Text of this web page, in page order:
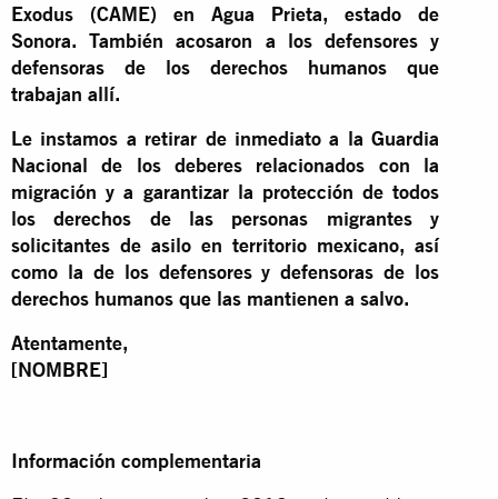
Exodus (CAME) en Agua Prieta, estado de
Sonora. También acosaron a los defensores y
defensoras de los derechos humanos que
trabajan allí.
Le instamos a retirar de inmediato a la Guardia
Nacional de los deberes relacionados con la
migración y a garantizar la protección de todos
los derechos de las personas migrantes y
solicitantes de asilo en territorio mexicano, así
como la de los defensores y defensoras de los
derechos humanos que las mantienen a salvo.
Atentamente,
[NOMBRE]
Información complementaria